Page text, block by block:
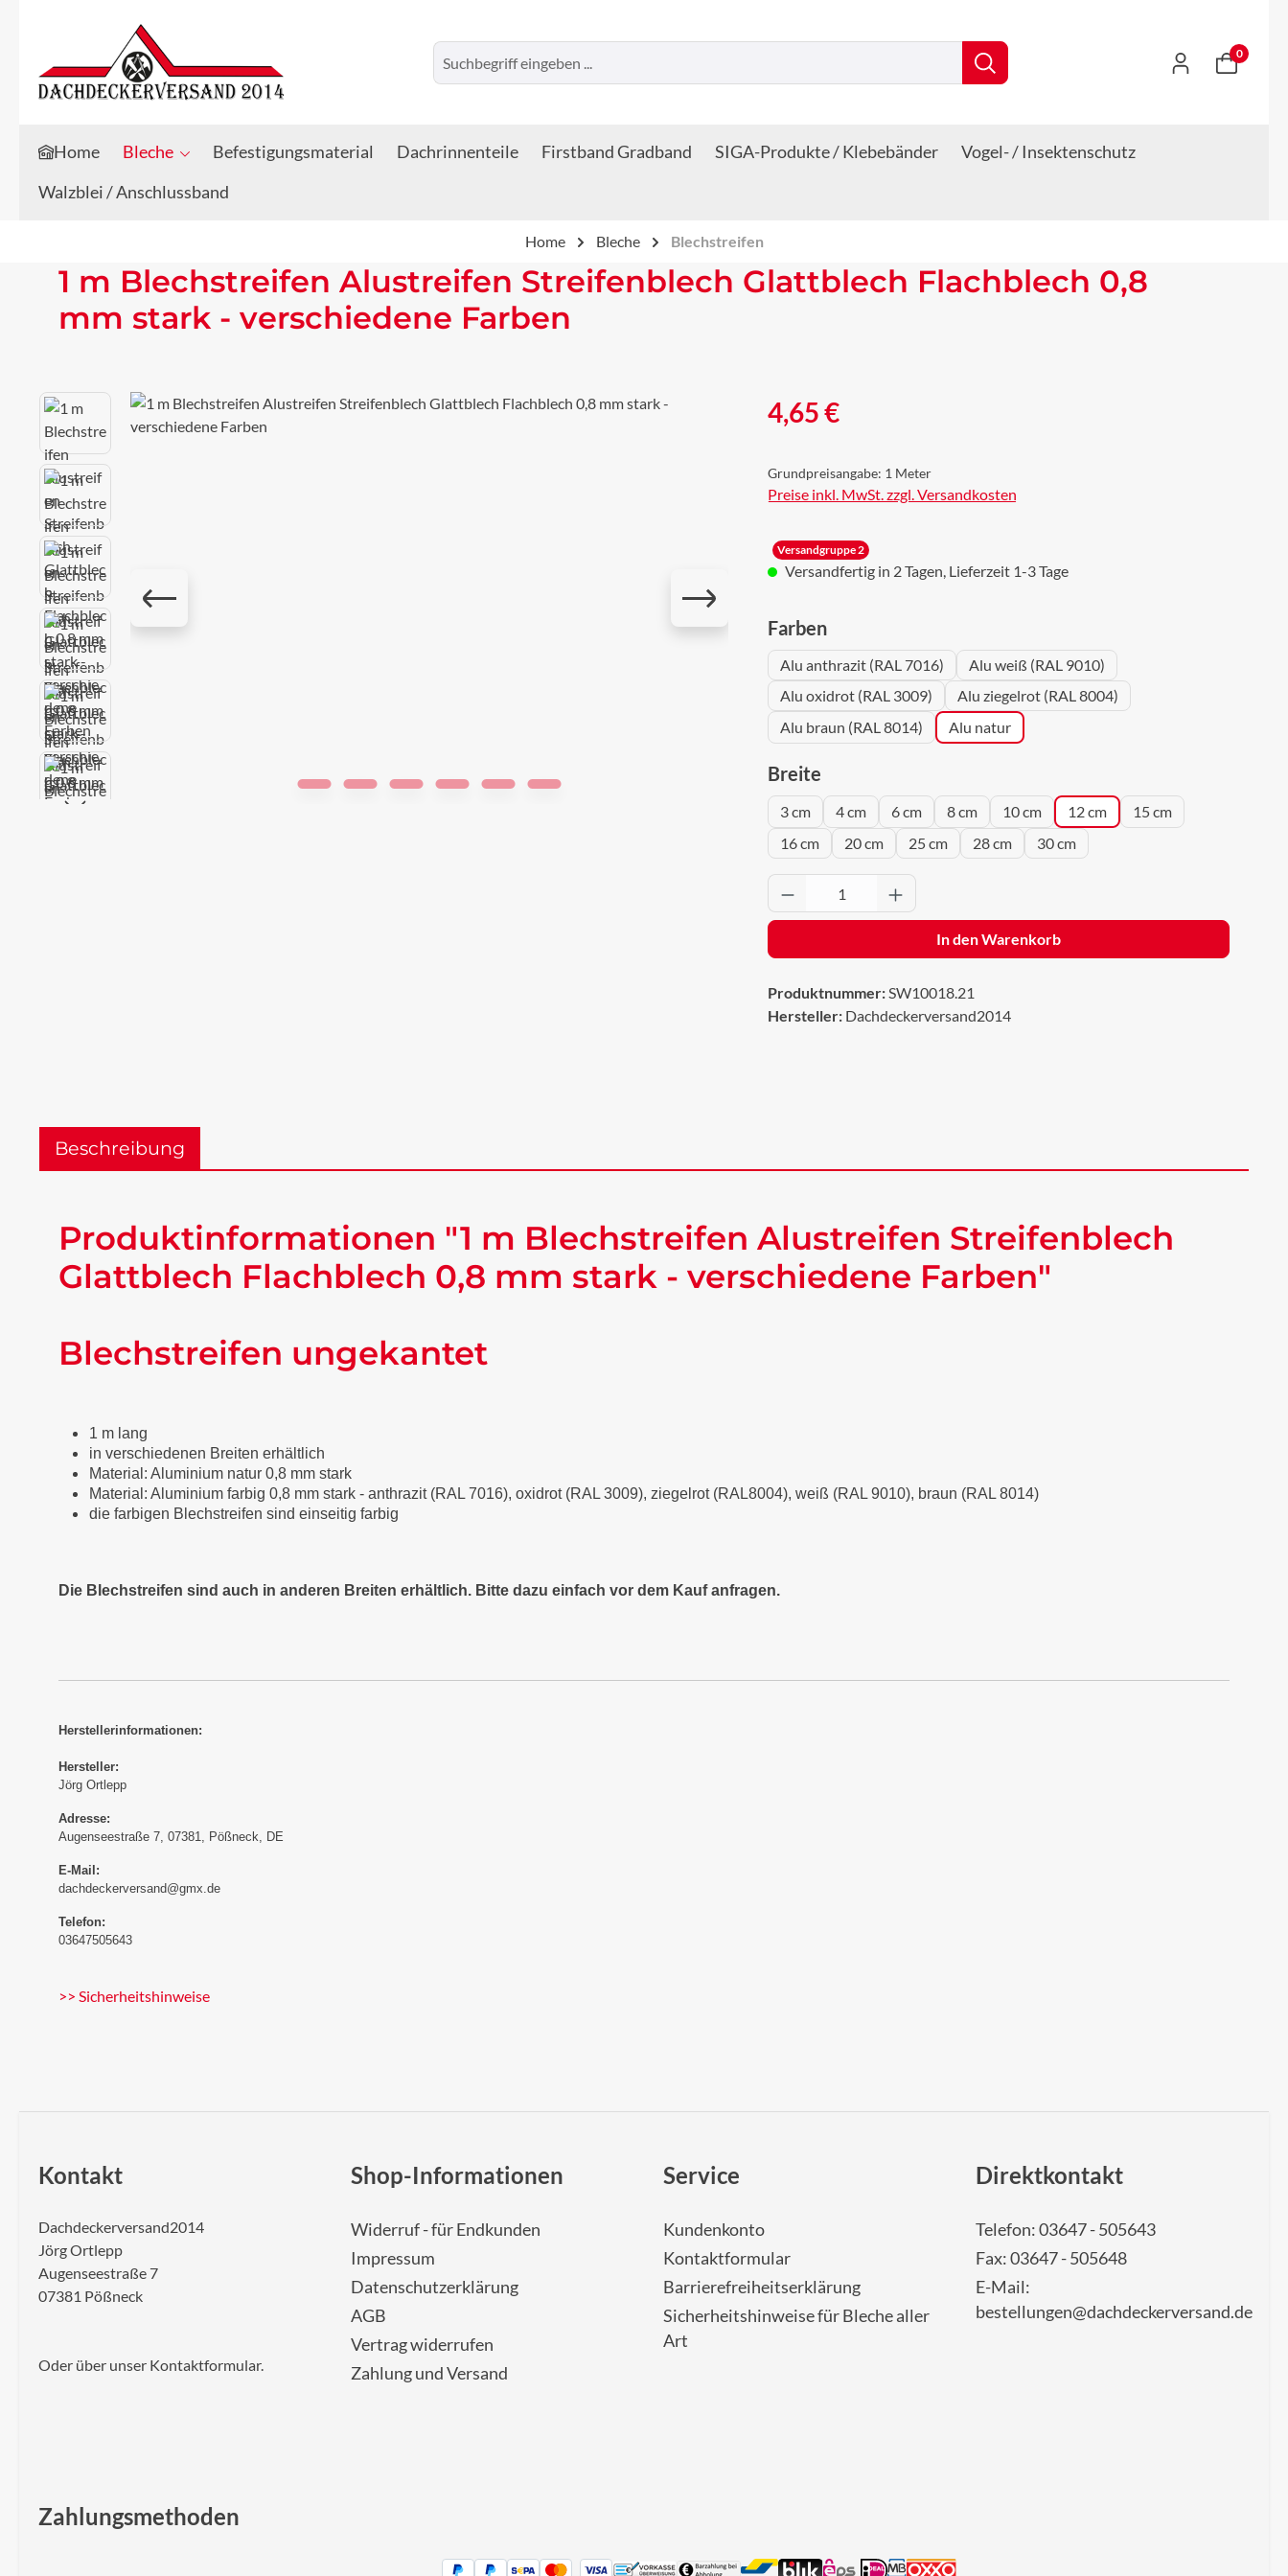
Zum Hauptinhalt springen
Zur Suche springen
0
Home Bleche Befestigungsmaterial Dachrinnenteile Firstband Gradband SIGA-Produkte / Klebebänder
Vogel- / Insektenschutz
Walzblei / Anschlussband
Home Bleche Blechstreifen
1 m Blechstreifen Alustreifen Streifenblech Glattblech Flachblech 0,8
mm stark - verschiedene Farben
Bildergalerie überspringen Regulärer Preis:
4,65 €
Grundpreisangabe: 1 Meter
Preise inkl. MwSt. zzgl. Versandkosten
Versandgruppe 2
Versandfertig in 2 Tagen, Lieferzeit 1-3 Tage
Farbenauswählen
Alu anthrazit (RAL 7016)
Alu weiß (RAL 9010)
Alu oxidrot (RAL 3009)
Alu ziegelrot (RAL 8004)
Alu braun (RAL 8014)
Alu natur
Breiteauswählen
3 cm 4 cm 6 cm 8 cm 10 cm 12 cm
15 cm
16 cm
20 cm 25 cm 28 cm 30 cm
Produkt Anzahl: Gib den gewünschten Wert ein
In den Warenkorb
Produktnummer:SW10018.21
Hersteller: Dachdeckerversand2014
Beschreibung
Produktinformationen "1 m Blechstreifen Alustreifen Streifenblech
Glattblech Flachblech 0,8 mm stark - verschiedene Farben"
Blechstreifen ungekantet
1 m lang
in verschiedenen Breiten erhältlich
Material: Aluminium natur 0,8 mm stark
Material: Aluminium farbig 0,8 mm stark - anthrazit (RAL 7016), oxidrot (RAL 3009), ziegelrot (RAL8004), weiß (RAL 9010), braun (RAL 8014)
die farbigen Blechstreifen sind einseitig farbig
Die Blechstreifen sind auch in anderen Breiten erhältlich. Bitte dazu einfach vor dem Kauf anfragen.
Herstellerinformationen:
Hersteller:
Jörg Ortlepp
Adresse:
Augenseestraße 7, 07381, Pößneck, DE
E-Mail:
dachdeckerversand@gmx.de
Telefon:
03647505643
>> Sicherheitshinweise
Kontakt
Dachdeckerversand2014
Jörg Ortlepp
Augenseestraße 7
07381 Pößneck
Oder über unser Kontaktformular.
Shop-Informationen
Widerruf - für Endkunden
Impressum
Datenschutzerklärung
AGB
Vertrag widerrufen
Zahlung und Versand
Service
Kundenkonto
Kontaktformular
Barrierefreiheitserklärung
Sicherheitshinweise für Bleche aller
Art
Direktkontakt
Telefon: 03647 - 505643
Fax: 03647 - 505648
E-Mail:
bestellungen@dachdeckerversand.de
Zahlungsmethoden